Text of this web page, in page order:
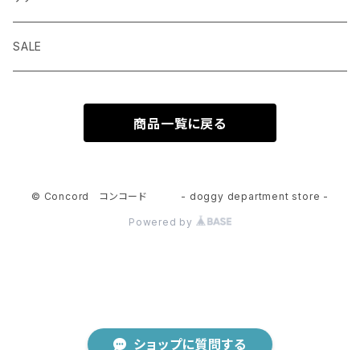
ショップに質問する
トリーツ おやつ
seven seas dog
ハーネス 胴輪
seven seas dog
トーイ おもちゃ
ウエア 服
シャンプー
SALE
商品一覧に戻る
© Concord コンコード - doggy department store -
Powered by